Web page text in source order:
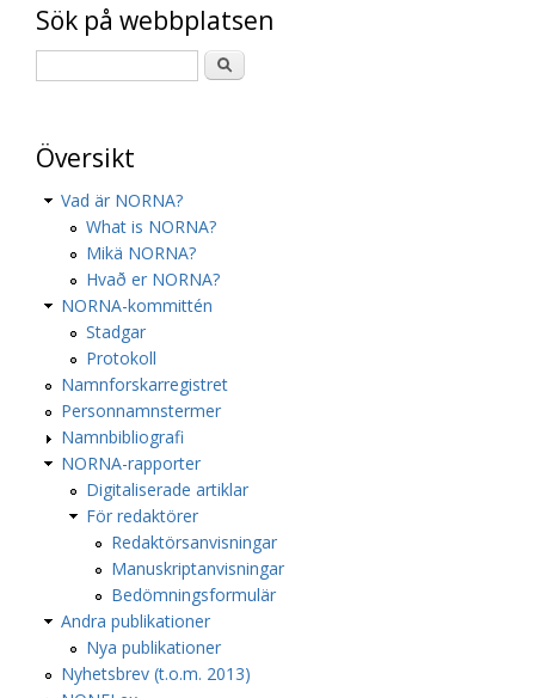
Sök på webbplatsen
Översikt
Vad är NORNA?
What is NORNA?
Mikä NORNA?
Hvað er NORNA?
NORNA-kommittén
Stadgar
Protokoll
Namnforskarregistret
Personnamnstermer
Namnbibliografi
NORNA-rapporter
Digitaliserade artiklar
För redaktörer
Redaktörsanvisningar
Manuskriptanvisningar
Bedömningsformulär
Andra publikationer
Nya publikationer
Nyhetsbrev (t.o.m. 2013)